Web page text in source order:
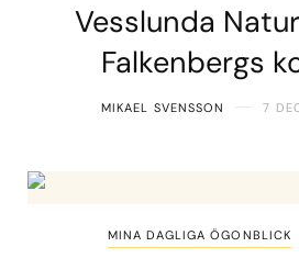
Vesslunda
Falkenbergs
MIKAEL SVENSSON 7
MINA DAGLIGA ÖGONBLICK